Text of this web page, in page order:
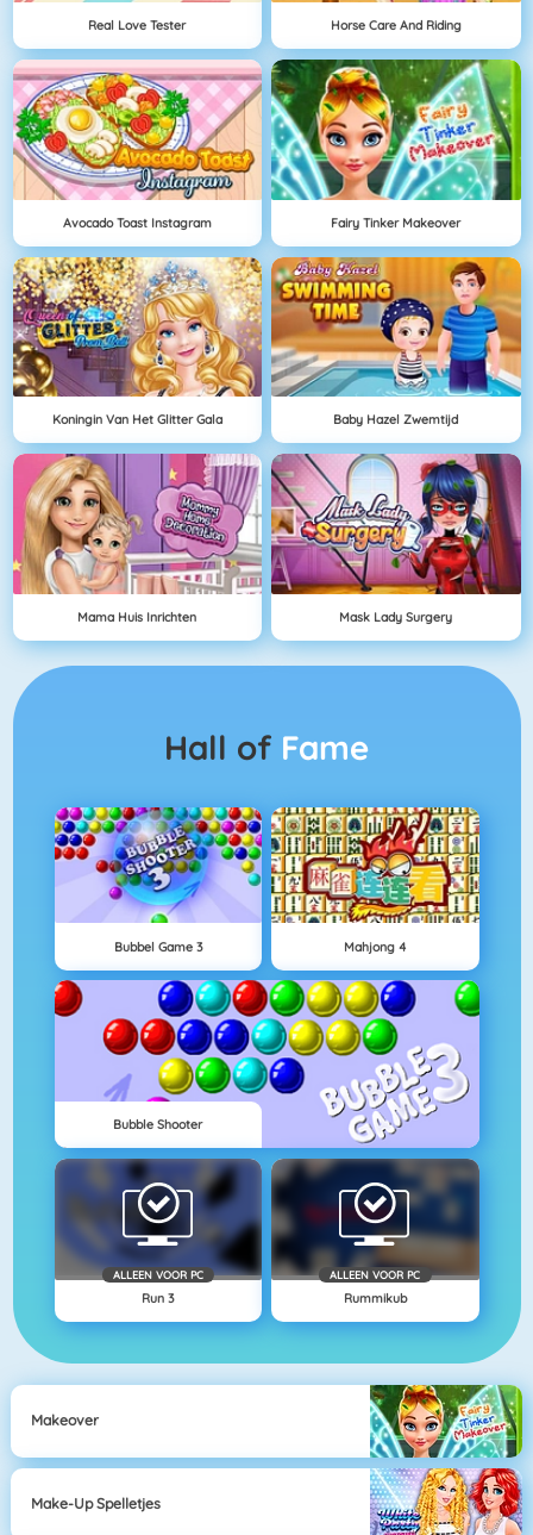
Real Love Tester Horse Care And Riding
Avocado Toast Instagram Fairy Tinker Makeover
Koningin Van Het Glitter Gala Baby Hazel Zwemtijd
Mama Huis Inrichten Mask Lady Surgery
Hall of Fame
Bubbel Game 3 Mahjong 4
Bubble Shooter
ALLEEN VOOR PC
Run 3
ALLEEN VOOR PC
Rummikub
Makeover
Make-Up Spelletjes